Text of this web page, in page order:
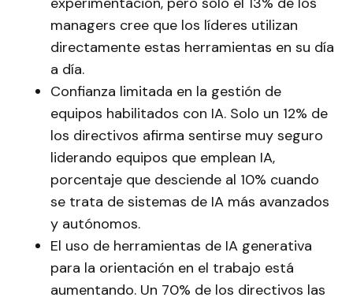
managers cree que los líderes utilizan
directamente estas herramientas en su día
a día.
Confianza limitada en la gestión de
equipos habilitados con IA. Solo un 12% de
los directivos afirma sentirse muy seguro
liderando equipos que emplean IA,
porcentaje que desciende al 10% cuando
se trata de sistemas de IA más avanzados
y autónomos.
El uso de herramientas de IA generativa
para la orientación en el trabajo está
aumentando. Un 70% de los directivos las